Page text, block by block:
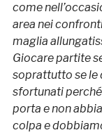
come
area nei
maglia
Giocare partite
soprattutto se le
sfortunati
porta e non
colpa e